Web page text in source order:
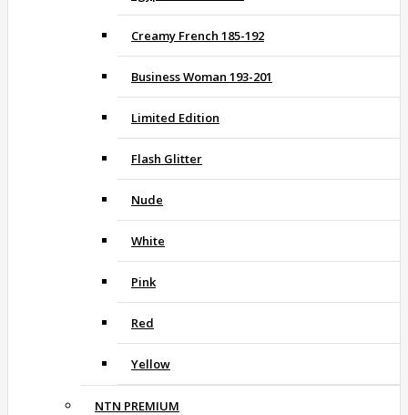
Creamy French 185-192
Business Woman 193-201
Limited Edition
Flash Glitter
Nude
White
Pink
Red
Yellow
NTN PREMIUM